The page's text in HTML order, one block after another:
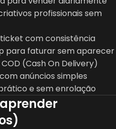
profissionais sem
com consistência
para faturar sem aparecer
(Cash On Delivery)
anúncios simples
e sem enrolação